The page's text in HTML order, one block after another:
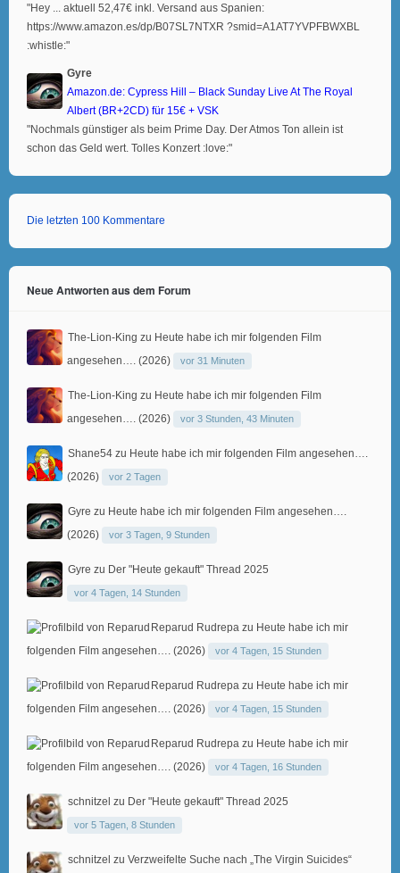
"Hey ... aktuell 52,47€ inkl. Versand aus Spanien:
https://www.amazon.es/dp/B07SL7NTXR ?smid=A1AT7YVPFBWXBL
:whistle:"
Gyre
Amazon.de: Cypress Hill – Black Sunday Live At The Royal
Albert (BR+2CD) für 15€ + VSK
"Nochmals günstiger als beim Prime Day. Der Atmos Ton allein ist
schon das Geld wert. Tolles Konzert :love:"
Die letzten 100 Kommentare
Neue Antworten aus dem Forum
The-Lion-King zu Heute habe ich mir folgenden Film
angesehen…. (2026)
vor 31 Minuten
The-Lion-King zu Heute habe ich mir folgenden Film
angesehen…. (2026)
vor 3 Stunden, 43 Minuten
Shane54 zu Heute habe ich mir folgenden Film angesehen….
(2026)
vor 2 Tagen
Gyre zu Heute habe ich mir folgenden Film angesehen….
(2026)
vor 3 Tagen, 9 Stunden
Gyre zu Der "Heute gekauft" Thread 2025
vor 4 Tagen, 14 Stunden
Reparud Rudrepa zu Heute habe ich mir
folgenden Film angesehen…. (2026)
vor 4 Tagen, 15 Stunden
Reparud Rudrepa zu Heute habe ich mir
folgenden Film angesehen…. (2026)
vor 4 Tagen, 15 Stunden
Reparud Rudrepa zu Heute habe ich mir
folgenden Film angesehen…. (2026)
vor 4 Tagen, 16 Stunden
schnitzel zu Der "Heute gekauft" Thread 2025
vor 5 Tagen, 8 Stunden
schnitzel zu Verzweifelte Suche nach „The Virgin Suicides“